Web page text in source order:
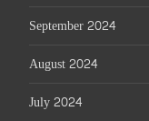
September 2024
August 2024
July 2024